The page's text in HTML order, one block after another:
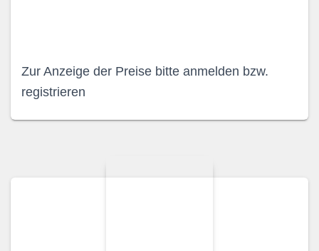
Zur Anzeige der Preise bitte anmelden bzw.
registrieren